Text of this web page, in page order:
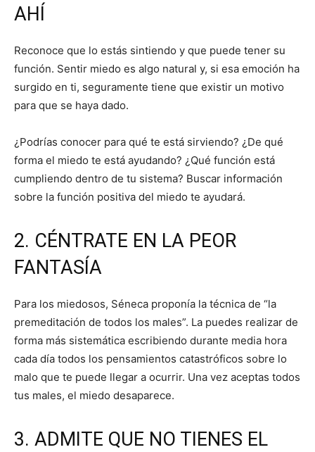
AHÍ
Reconoce que lo estás sintiendo y que puede tener su
función. Sentir miedo es algo natural y, si esa emoción ha
surgido en ti, seguramente tiene que existir un motivo
para que se haya dado.
¿Podrías conocer para qué te está sirviendo? ¿De qué
forma el miedo te está ayudando? ¿Qué función está
cumpliendo dentro de tu sistema? Buscar información
sobre la función positiva del miedo te ayudará.
2. CÉNTRATE EN LA PEOR
FANTASÍA
Para los miedosos, Séneca proponía la técnica de “la
premeditación de todos los males”. La puedes realizar de
forma más sistemática escribiendo durante media hora
cada día todos los pensamientos catastróficos sobre lo
malo que te puede llegar a ocurrir. Una vez aceptas todos
tus males, el miedo desaparece.
3. ADMITE QUE NO TIENES EL